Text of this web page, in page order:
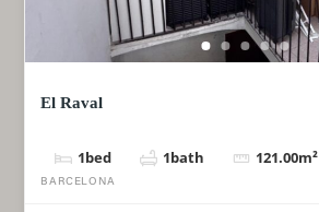
El Raval
1bed 1bath 121.00m²
BARCELONA